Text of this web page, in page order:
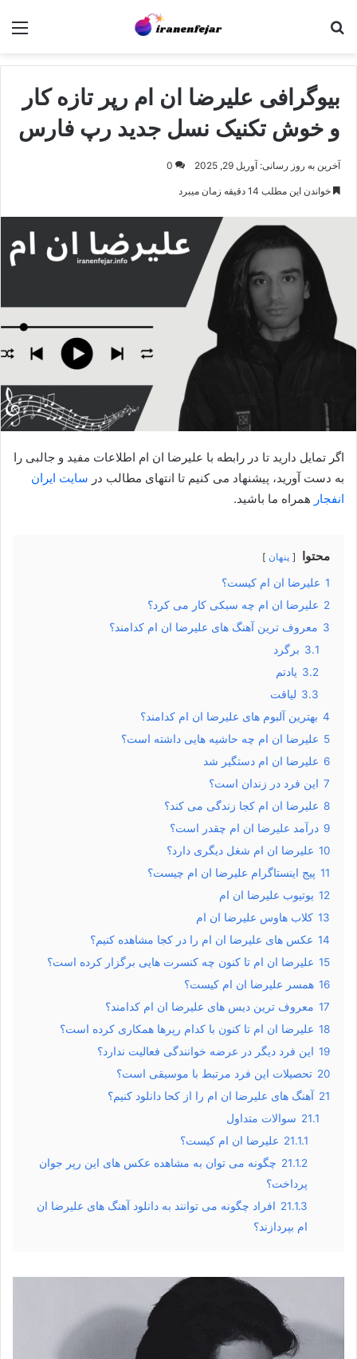
بیوگرافی علیرضا ان ام رپر تازه کار
و خوش تکنیک نسل جدید رپ فارس
آخرین به روز رسانی: آوریل 29, 2025 0
خواندن این مطلب 14 دقیقه زمان میبرد
اگر تمایل دارید تا در رابطه با علیرضا ان ام اطلاعات مفید و جالبی را
به دست آورید، پیشنهاد می کنیم تا انتهای مطالب در سایت ایران
انفجار همراه ما باشید.
محتوا پنهان
1 علیرضا ان ام کیست؟
2 علیرضا ان ام چه سبکی کار می کرد؟
3 معروف ترین آهنگ های علیرضا ان ام کدامند؟
3.1 برگرد
3.2 یادتم
3.3 لیاقت
4 بهترین آلبوم های علیرضا ان ام کدامند؟
5 علیرضا ان ام چه حاشیه هایی داشته است؟
6 علیرضا ان ام دستگیر شد
7 این فرد در زندان است؟
8 علیرضا ان ام کجا زندگی می کند؟
9 درآمد علیرضا ان ام چقدر است؟
10 علیرضا ان ام شغل دیگری دارد؟
11 پیج اینستاگرام علیرضا ان ام چیست؟
12 یوتیوب علیرضا ان ام
13 کلاب هاوس علیرضا ان ام
14 عکس های علیرضا ان ام را در کجا مشاهده کنیم؟
15 علیرضا ان ام تا کنون چه کنسرت هایی برگزار کرده است؟
16 همسر علیرضا ان ام کیست؟
17 معروف ترین دیس های علیرضا ان ام کدامند؟
18 علیرضا ان ام تا کنون با کدام رپرها همکاری کرده است؟
19 این فرد دیگر در عرضه خوانندگی فعالیت ندارد؟
20 تحصیلات این فرد مرتبط با موسیقی است؟
21 آهنگ های علیرضا ان ام را از کحا دانلود کنیم؟
21.1 سوالات متداول
21.1.1 علیرضا ان ام کیست؟
21.1.2 چگونه می توان به مشاهده عکس های این رپر جوان
پرداخت؟
21.1.3 افراد چگونه می توانند به دانلود آهنگ های علیرضا ان
ام بپردازند؟